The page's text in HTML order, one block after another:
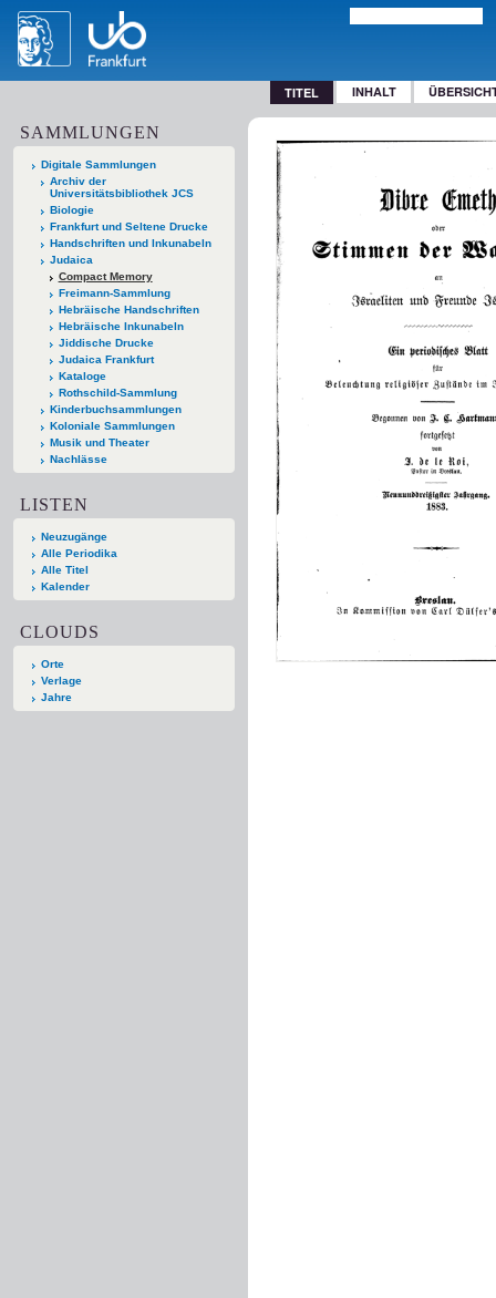
TITEL INHALT
SAMMLUNGEN
Digitale Sammlungen
Archiv der
Universitätsbibliothek JCS
Biologie
Frankfurt und Seltene Drucke
Handschriften und Inkunabeln
Judaica
Compact Memory
Freimann-Sammlung
Hebräische Handschriften
Hebräische Inkunabeln
Jiddische Drucke
Judaica Frankfurt
Kataloge
Rothschild-Sammlung
Kinderbuchsammlungen
Koloniale Sammlungen
Musik und Theater
Nachlässe
LISTEN
Neuzugänge
Alle Periodika
Alle Titel
Kalender
CLOUDS
Orte
Verlage
Jahre